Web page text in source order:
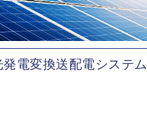
発電変換送配電システム